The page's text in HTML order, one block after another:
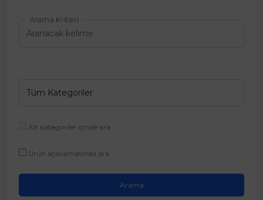
Arama Kriteri
Alt kategoriler içinde ara
Ürün açıklamasında ara.